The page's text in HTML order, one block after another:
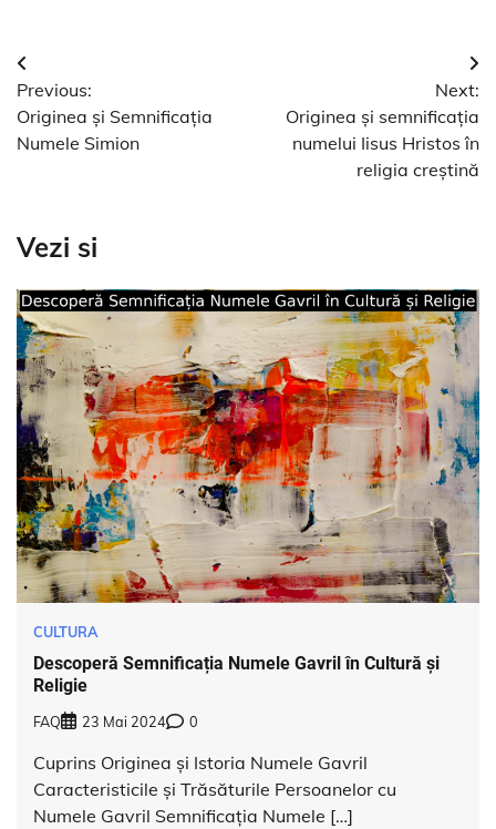
Navigare
în
articole
Previous:
Originea și Semnificația
Numele Simion
Next:
Originea și semnificația
numelui Iisus Hristos în
religia creștină
Vezi si
CULTURA
Descoperă Semnificația Numele Gavril în Cultură și
Religie
FAQ 23 Mai 2024 0
Cuprins Originea și Istoria Numele Gavril
Caracteristicile și Trăsăturile Persoanelor cu
Numele Gavril Semnificația Numele […]